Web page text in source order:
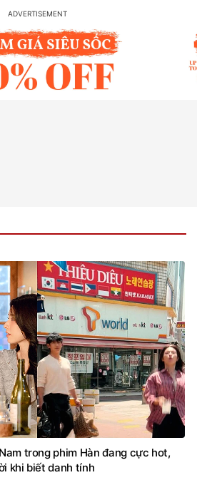
trong phim Hàn đang cực hot,
khi biết danh tính